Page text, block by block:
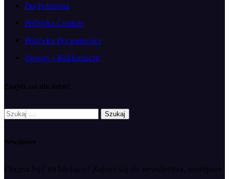
Do Pobrania
Polityka Cookie
Polityka Prywatności
Zwroty i Reklamacje
Znajdź coś dla siebie!
Szukaj:
Newsletter
Chcesz być na bieżąco? Zapisz się do newslettera, następnie